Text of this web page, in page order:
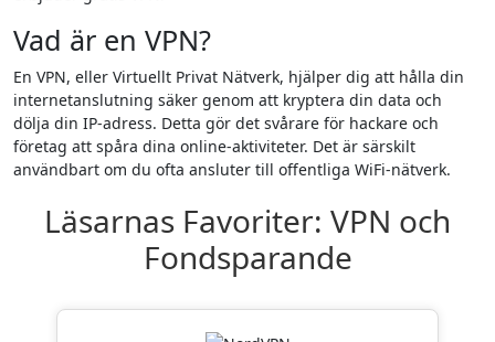
Vad är en VPN?
En VPN, eller Virtuellt Privat Nätverk, hjälper dig att hålla din
internetanslutning säker genom att kryptera din data och
dölja din IP-adress. Detta gör det svårare för hackare och
företag att spåra dina online-aktiviteter. Det är särskilt
användbart om du ofta ansluter till offentliga WiFi-nätverk.
Läsarnas Favoriter: VPN och
Fondsparande